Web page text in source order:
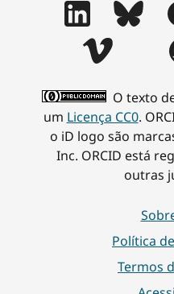
O texto
um Licença CC0.
o iD logo são
Inc. ORCID está
outras
Política
Termos